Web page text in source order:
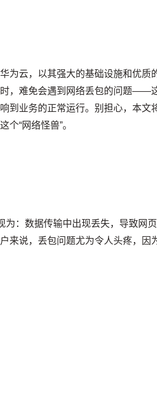
为云，以其强大的基础设施和优质
时，难免会遇到网络丢包的问题——
到业务的正常运行。别担心，本文
“网络怪兽”。
为：数据传输中出现丢失，导致网页
来说，丢包问题尤为令人头疼，因